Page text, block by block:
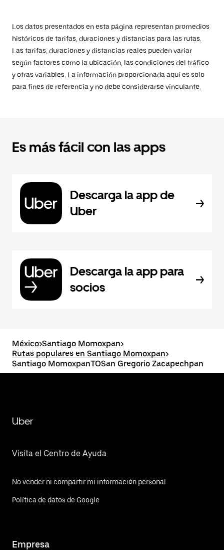
Los datos presentados en esta página representan promedios
históricos de tarifas, duraciones y distancias para las rutas.
Las tarifas, duraciones y distancias reales pueden variar
según factores como la ubicación, las condiciones del tráfico
y otras variables. La información proporcionada aquí es solo
para fines de referencia y no debe considerarse vinculante.
Es más fácil con las apps
Descarga la app de
Uber
Descarga la app para
socios
México>Santiago Momoxpan>
Rutas populares en Santiago Momoxpan>
Santiago MomoxpanTOSan Gregorio Zacapechpan
Uber
Visita el Centro de Ayuda
No vender ni compartir mi información personal
Política de datos de Google
Empresa